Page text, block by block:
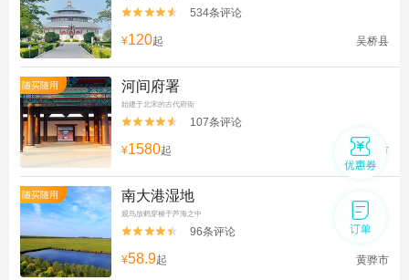

 534条评论
¥120起 吴桥县
随买随用 河间府署
始建于北宋的古代府衙

 107条评论
¥1580起 河间市
随买随用 南大港湿地
观鸟放鹤穿梭于芦海之中

 96条评论
¥58.9起 黄骅市